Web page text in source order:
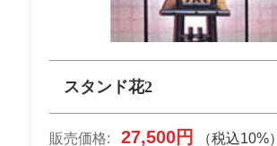
スタンド花2
販売価格: 27,500円 （税込10%）